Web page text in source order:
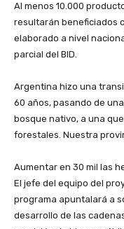
Al menos 10.000
resultarán beneficiados
elaborado a nivel
parcial del BID.
Argentina hizo una
60 años, pasando de
bosque nativo, a una
forestales. Nuestra
Aumentar en 30 mil las
El jefe del equipo del
programa apuntalará a
desarrollo de las